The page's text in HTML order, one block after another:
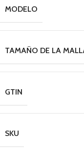
MODELO
TAMAÑO DE LA
GTIN
SKU